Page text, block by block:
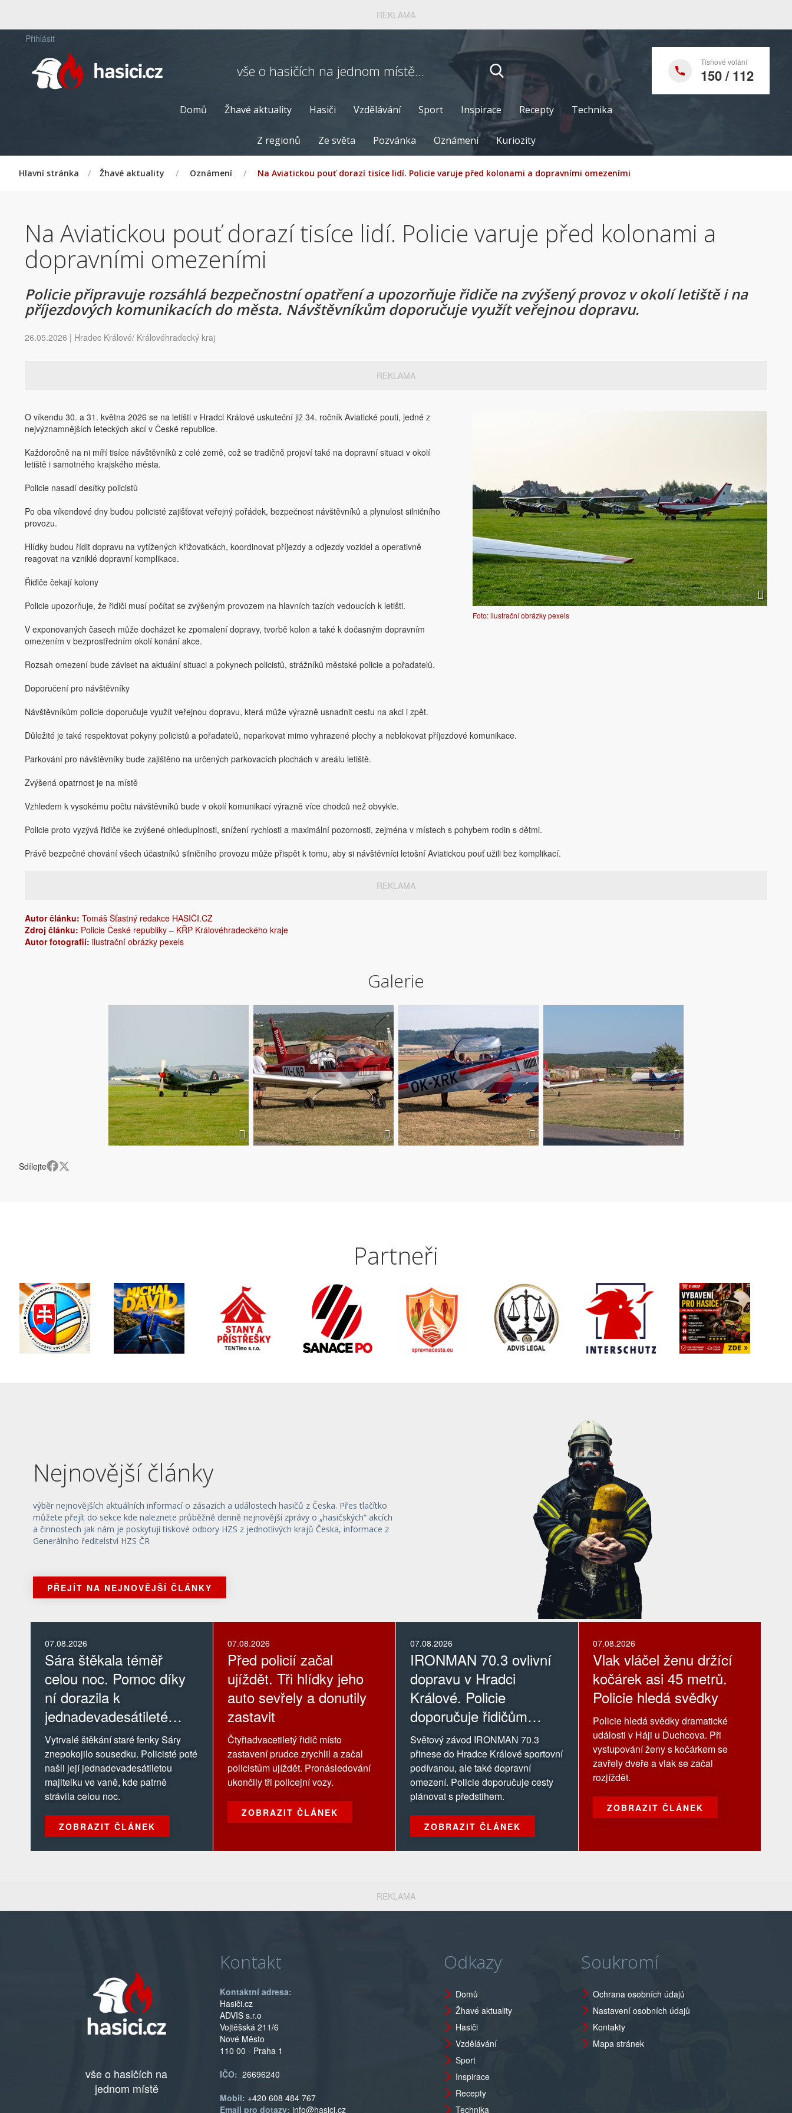
REKLAMA
Přihlásit
vše o hasičích na jednom místě... Tísňové volání
150 / 112
Domů Žhavé aktuality Hasiči Vzdělávání Sport Inspirace Recepty Technika
Z regionů Ze světa Pozvánka Oznámení Kuriozity
Hlavní stránka / Žhavé aktuality / Oznámení / Na Aviatickou pouť dorazí tisíce lidí. Policie varuje před kolonami a dopravními omezeními
Na Aviatickou pouť dorazí tisíce lidí. Policie varuje před kolonami a
dopravními omezeními
Policie připravuje rozsáhlá bezpečnostní opatření a upozorňuje řidiče na zvýšený provoz v okolí letiště i na
příjezdových komunikacích do města. Návštěvníkům doporučuje využít veřejnou dopravu.
26.05.2026 | Hradec Králové/ Královéhradecký kraj
REKLAMA
Foto: ilustrační obrázky pexels
O víkendu 30. a 31. května 2026 se na letišti v Hradci Králové uskuteční již 34. ročník Aviatické pouti, jedné z
nejvýznamnějších leteckých akcí v České republice.
Každoročně na ni míří tisíce návštěvníků z celé země, což se tradičně projeví také na dopravní situaci v okolí
letiště i samotného krajského města.
Policie nasadí desítky policistů
Po oba víkendové dny budou policisté zajišťovat veřejný pořádek, bezpečnost návštěvníků a plynulost silničního
provozu.
Hlídky budou řídit dopravu na vytížených křižovatkách, koordinovat příjezdy a odjezdy vozidel a operativně
reagovat na vzniklé dopravní komplikace.
Řidiče čekají kolony
Policie upozorňuje, že řidiči musí počítat se zvýšeným provozem na hlavních tazích vedoucích k letišti.
V exponovaných časech může docházet ke zpomalení dopravy, tvorbě kolon a také k dočasným dopravním
omezením v bezprostředním okolí konání akce.
Rozsah omezení bude záviset na aktuální situaci a pokynech policistů, strážníků městské policie a pořadatelů.
Doporučení pro návštěvníky
Návštěvníkům policie doporučuje využít veřejnou dopravu, která může výrazně usnadnit cestu na akci i zpět.
Důležité je také respektovat pokyny policistů a pořadatelů, neparkovat mimo vyhrazené plochy a neblokovat příjezdové komunikace.
Parkování pro návštěvníky bude zajištěno na určených parkovacích plochách v areálu letiště.
Zvýšená opatrnost je na místě
Vzhledem k vysokému počtu návštěvníků bude v okolí komunikací výrazně více chodců než obvykle.
Policie proto vyzývá řidiče ke zvýšené ohleduplnosti, snížení rychlosti a maximální pozornosti, zejména v místech s pohybem rodin s dětmi.
Právě bezpečné chování všech účastníků silničního provozu může přispět k tomu, aby si návštěvníci letošní Aviatickou pouť užili bez komplikací.
REKLAMA
Autor článku: Tomáš Šťastný redakce HASIČI.CZ
Zdroj článku: Policie České republiky – KŘP Královéhradeckého kraje
Autor fotografií: ilustrační obrázky pexels
Galerie
Sdílejte
Partneři
Nejnovější články
výběr nejnovějších aktuálních informací o zásazích a událostech hasičů z Česka. Přes tlačítko
můžete přejít do sekce kde naleznete průběžně denně nejnovější zprávy o „hasičských“ akcích
a činnostech jak nám je poskytují tiskové odbory HZS z jednotlivých krajů Česka, informace z
Generálního ředitelství HZS ČR
PŘEJÍT NA NEJNOVĚJŠÍ ČLÁNKY
07.08.2026
Sára štěkala téměř
celou noc. Pomoc díky
ní dorazila k
jednadevadesátileté
majitelce
Vytrvalé štěkání staré fenky Sáry
znepokojilo sousedku. Policisté poté
našli její jednadevadesátiletou
majitelku ve vaně, kde patrně
strávila celou noc.
ZOBRAZIT ČLÁNEK
07.08.2026
IRONMAN 70.3 ovlivní
dopravu v Hradci
Králové. Policie
doporučuje řidičům
oblasti závodu se
vyhnout
Světový závod IRONMAN 70.3
přinese do Hradce Králové sportovní
podívanou, ale také dopravní
omezení. Policie doporučuje cesty
plánovat s předstihem.
ZOBRAZIT ČLÁNEK
07.08.2026
Vlak vláčel ženu držící
kočárek asi 45 metrů.
Policie hledá svědky
Policie hledá svědky dramatické
události v Háji u Duchcova. Při
vystupování ženy s kočárkem se
zavřely dveře a vlak se začal
rozjíždět.
ZOBRAZIT ČLÁNEK
07.08.2026
Před policií začal
ujíždět. Tři hlídky jeho
auto sevřely a donutily
zastavit
Čtyřiadvacetiletý řidič místo
zastavení prudce zrychlil a začal
policistům ujíždět. Pronásledování
ukončily tři policejní vozy.
ZOBRAZIT ČLÁNEK
REKLAMA
vše o hasičích na
jednom místě
Kontakt
Kontaktní adresa:
Hasiči.cz
ADVIS s.r.o
Vojtěšská 211/6
Nové Město
110 00 - Praha 1
IČO: 26696240
Mobil: +420 608 484 767
Email pro dotazy: info@hasici.cz
Odkazy
Domů
Žhavé aktuality
Hasiči
Vzdělávání
Sport
Inspirace
Recepty
Technika
Soukromí
Ochrana osobních údajů
Nastavení osobních údajů
Kontakty
Mapa stránek